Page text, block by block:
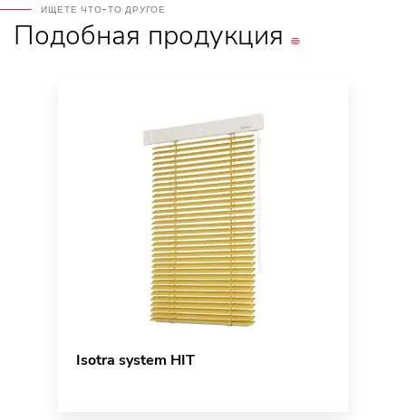
ИЩЕТЕ ЧТО-ТО ДРУГОЕ
Подобная продукция
Isotra system HIT